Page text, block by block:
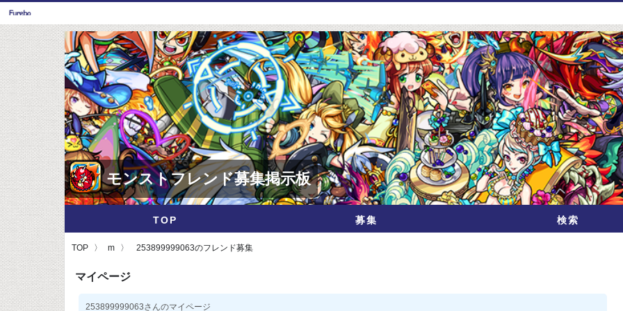
モンストフレンド募集掲示板
TOP 募集 検索
TOP m 253899999063のフレンド募集
マイページ
253899999063さんのマイページ